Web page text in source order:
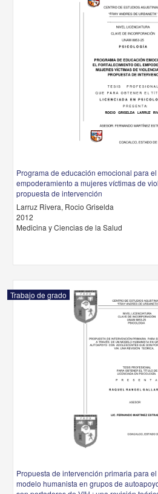
Programa de educación emocional para
empoderamiento a mujeres víctimas de
propuesta de intervención
Larruz Rivera, Rocio Griselda
2012
Medicina y Ciencias de la Salud
Trabajo de grado
Propuesta de intervención primaria para
modelo humanista en grupos de